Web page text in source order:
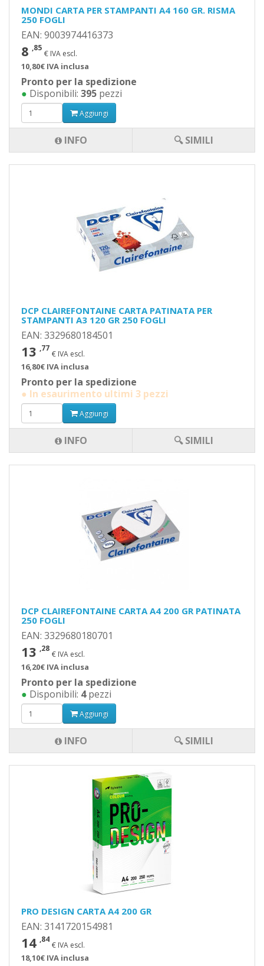
MONDI CARTA PER STAMPANTI A4 160 GR. RISMA
250 FOGLI
EAN: 9003974416373
8 ,85
€ IVA escl.
10,80€ IVA inclusa
Pronto per la spedizione
● Disponibili: 395 pezzi
Aggiungi
INFO 🔍 SIMILI
DCP CLAIREFONTAINE CARTA PATINATA PER
STAMPANTI A3 120 GR 250 FOGLI
EAN: 3329680184501
13 ,77
€ IVA escl.
16,80€ IVA inclusa
Pronto per la spedizione
● In esaurimento ultimi 3 pezzi
Aggiungi
INFO 🔍 SIMILI
DCP CLAIREFONTAINE CARTA A4 200 GR PATINATA
250 FOGLI
EAN: 3329680180701
13 ,28
€ IVA escl.
16,20€ IVA inclusa
Pronto per la spedizione
● Disponibili: 4pezzi
Aggiungi
INFO 🔍 SIMILI
PRO DESIGN CARTA A4 200 GR
EAN: 3141720154981
14 ,84
€ IVA escl.
18,10€ IVA inclusa